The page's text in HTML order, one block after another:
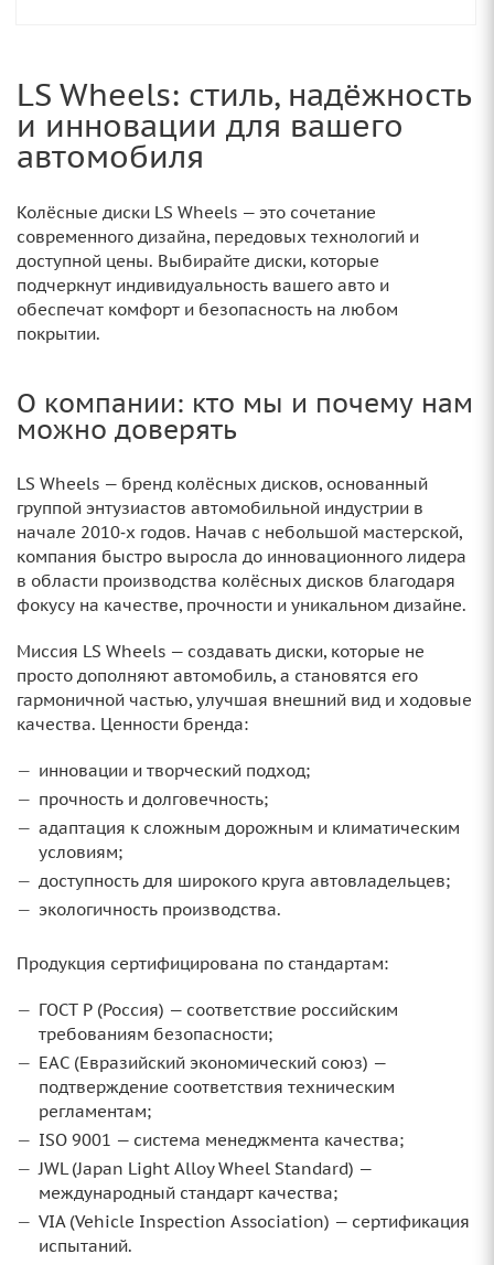
LS Wheels: стиль, надёжность
и инновации для вашего
автомобиля
Колёсные диски LS Wheels — это сочетание
современного дизайна, передовых технологий и
доступной цены. Выбирайте диски, которые
подчеркнут индивидуальность вашего авто и
обеспечат комфорт и безопасность на любом
покрытии.
О компании: кто мы и почему нам
можно доверять
LS Wheels — бренд колёсных дисков, основанный
группой энтузиастов автомобильной индустрии в
начале 2010‑х годов. Начав с небольшой мастерской,
компания быстро выросла до инновационного лидера
в области производства колёсных дисков благодаря
фокусу на качестве, прочности и уникальном дизайне.
Миссия LS Wheels — создавать диски, которые не
просто дополняют автомобиль, а становятся его
гармоничной частью, улучшая внешний вид и ходовые
качества. Ценности бренда:
инновации и творческий подход;
прочность и долговечность;
адаптация к сложным дорожным и климатическим
условиям;
доступность для широкого круга автовладельцев;
экологичность производства.
Продукция сертифицирована по стандартам:
ГОСТ Р (Россия) — соответствие российским
требованиям безопасности;
ЕАС (Евразийский экономический союз) —
подтверждение соответствия техническим
регламентам;
ISO 9001 — система менеджмента качества;
JWL (Japan Light Alloy Wheel Standard) —
международный стандарт качества;
VIA (Vehicle Inspection Association) — сертификация
испытаний.